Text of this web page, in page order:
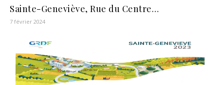
Sainte-Geneviève, Rue du Centre…
7 février 2024